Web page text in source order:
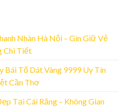
Nhàn Hà Nội – Gìn Giữ Vẻ
Chi Tiết
Bái Tổ Dát Vàng 9999 Uy Tín
Cần Thơ
Tại Cái Răng – Không Gian